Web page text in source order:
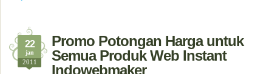
Promo Potongan Harga untuk
Semua Produk Web Instant
Indowebmaker
22
jan
2011